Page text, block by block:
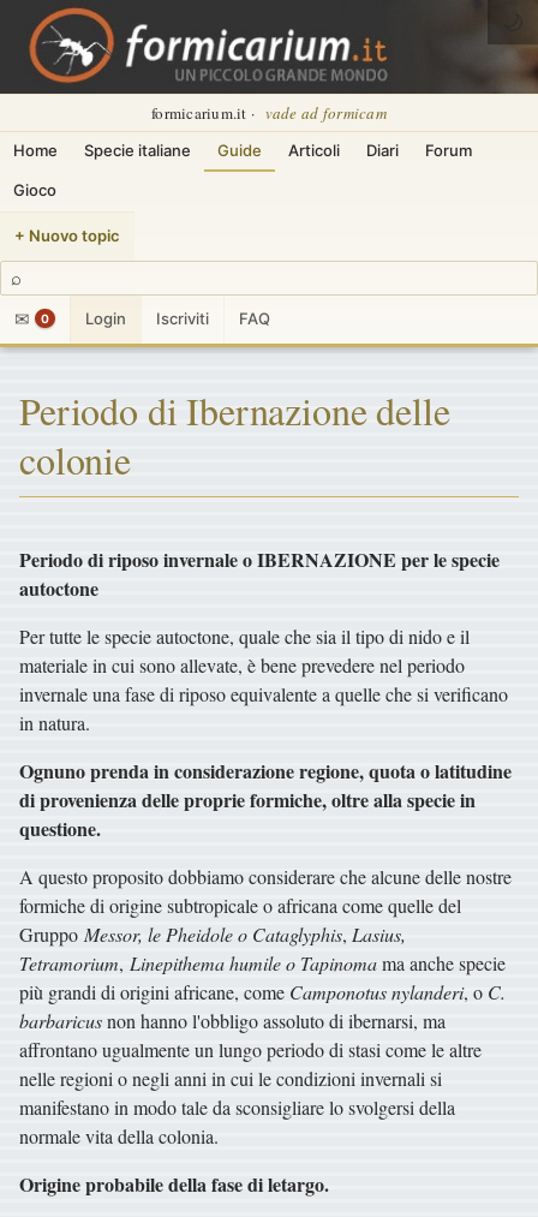
formicarium.it · vade ad formicam
Home Specie italiane Guide Articoli Diari Forum
Gioco
+ Nuovo topic
⌕
✉
0 Login Iscriviti FAQ
🌙
Periodo di Ibernazione delle
colonie
Periodo di riposo invernale o IBERNAZIONE per le specie
autoctone
Per tutte le specie autoctone, quale che sia il tipo di nido e il
materiale in cui sono allevate, è bene prevedere nel periodo
invernale una fase di riposo equivalente a quelle che si verificano
in natura.
Ognuno prenda in considerazione regione, quota o latitudine
di provenienza delle proprie formiche, oltre alla specie in
questione.
A questo proposito dobbiamo considerare che alcune delle nostre
formiche di origine subtropicale o africana come quelle del
Gruppo Messor, le Pheidole o Cataglyphis, Lasius,
Tetramorium, Linepithema humile o Tapinomama anche specie
più grandi di origini africane, come Camponotus nylanderi, o C.
barbaricusnon hanno l'obbligo assoluto di ibernarsi, ma
affrontano ugualmente un lungo periodo di stasi come le altre
nelle regioni o negli anni in cui le condizioni invernali si
manifestano in modo tale da sconsigliare lo svolgersi della
normale vita della colonia.
Origine probabile della fase di letargo.